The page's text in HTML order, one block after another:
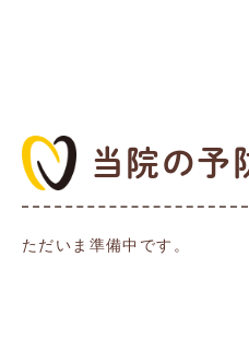
当院の予
ただいま準備中です。